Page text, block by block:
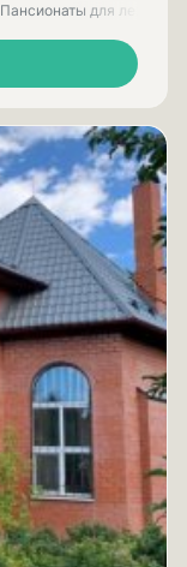
Пансионаты для